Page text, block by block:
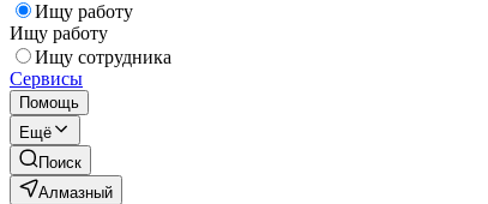
Ищу работу
Ищу работу
Ищу сотрудника
Сервисы
Помощь
Ещё
Поиск
Алмазный